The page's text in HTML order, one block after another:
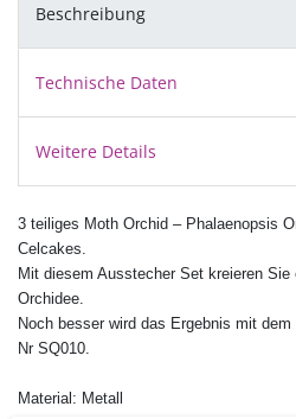
Beschreibung
Technische Daten
Weitere Details
3 teiliges Moth Orchid – Phalaenopsis
Celcakes.
Mit diesem Ausstecher Set kreieren
Orchidee.
Noch besser wird das Ergebnis mit
Nr SQ010.
Material: Metall